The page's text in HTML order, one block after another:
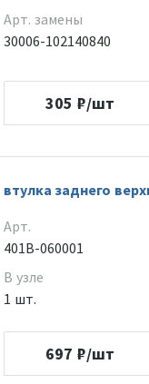
Арт. замены
30006-102140840
305 ₽/шт
втулка заднего
Арт.
401B-060001
В узле
1 шт.
697 ₽/шт